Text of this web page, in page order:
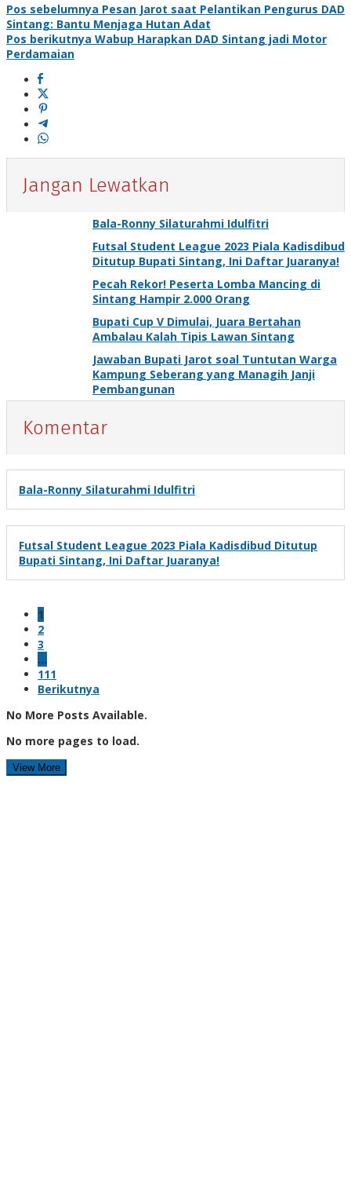
Pos sebelumnya Pesan Jarot saat Pelantikan Pengurus DAD
Sintang: Bantu Menjaga Hutan Adat
Pos berikutnya Wabup Harapkan DAD Sintang jadi Motor
Perdamaian
Jangan Lewatkan
Bala-Ronny Silaturahmi Idulfitri
Futsal Student League 2023 Piala Kadisdibud
Ditutup Bupati Sintang, Ini Daftar Juaranya!
Pecah Rekor! Peserta Lomba Mancing di
Sintang Hampir 2.000 Orang
Bupati Cup V Dimulai, Juara Bertahan
Ambalau Kalah Tipis Lawan Sintang
Jawaban Bupati Jarot soal Tuntutan Warga
Kampung Seberang yang Managih Janji
Pembangunan
Komentar
Bala-Ronny Silaturahmi Idulfitri
Futsal Student League 2023 Piala Kadisdibud Ditutup
Bupati Sintang, Ini Daftar Juaranya!
1
2
3
…
111
Berikutnya
No More Posts Available.
No more pages to load.
View More